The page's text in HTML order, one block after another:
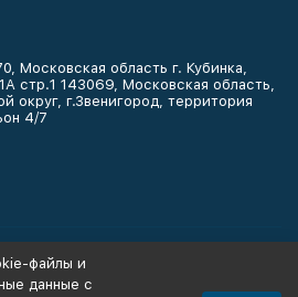
Московская область г. Кубинка,
стр.1 143069, Московская область,
округ, г.Звенигород, территория
4/7
файлы и
данные с